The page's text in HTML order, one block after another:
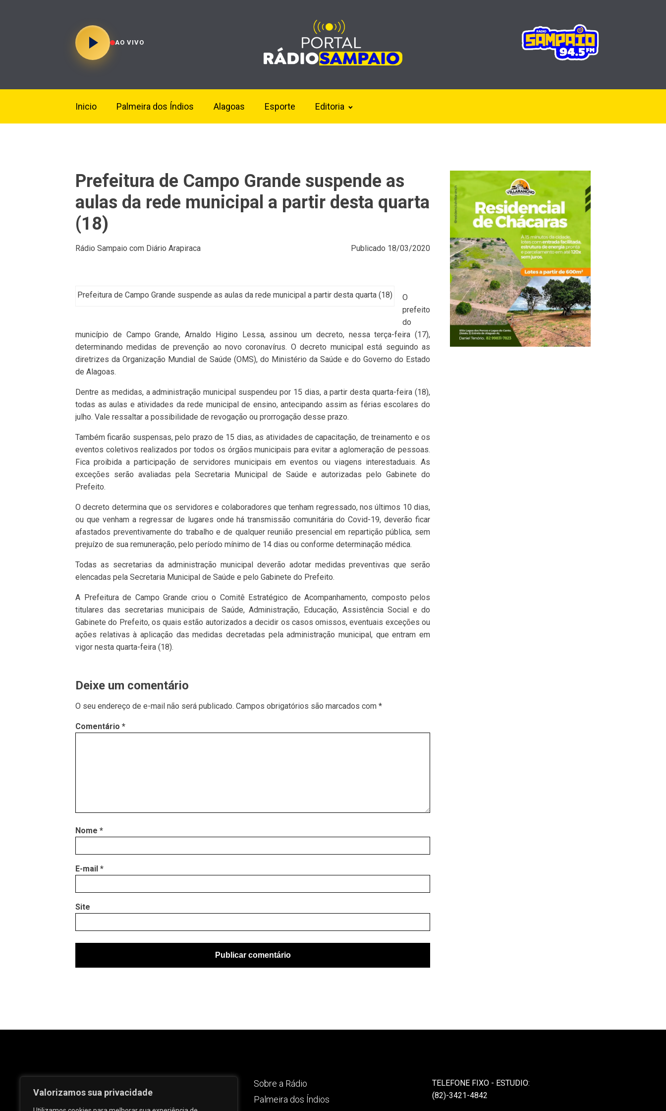
Valorizamos sua privacidade
AO VIVO
Inicio Palmeira dos Índios Alagoas Esporte Editoria
Prefeitura de Campo Grande suspende as
aulas da rede municipal a partir desta quarta
(18)
Rádio Sampaio com Diário Arapiraca Publicado 18/03/2020
Prefeitura de Campo Grande suspende as aulas da rede municipal a partir desta quarta (18)
O
prefeito
do
município de Campo Grande, Arnaldo Higino Lessa, assinou um decreto, nessa terça-feira (17),
determinando medidas de prevenção ao novo coronavírus. O decreto municipal está seguindo as
diretrizes da Organização Mundial de Saúde (OMS), do Ministério da Saúde e do Governo do Estado
de Alagoas.
Dentre as medidas, a administração municipal suspendeu por 15 dias, a partir desta quarta-feira (18),
todas as aulas e atividades da rede municipal de ensino, antecipando assim as férias escolares do
julho. Vale ressaltar a possibilidade de revogação ou prorrogação desse prazo.
Também ficarão suspensas, pelo prazo de 15 dias, as atividades de capacitação, de treinamento e os
eventos coletivos realizados por todos os órgãos municipais para evitar a aglomeração de pessoas.
Fica proibida a participação de servidores municipais em eventos ou viagens interestaduais. As
exceções serão avaliadas pela Secretaria Municipal de Saúde e autorizadas pelo Gabinete do
Prefeito.
O decreto determina que os servidores e colaboradores que tenham regressado, nos últimos 10 dias,
ou que venham a regressar de lugares onde há transmissão comunitária do Covid-19, deverão ficar
afastados preventivamente do trabalho e de qualquer reunião presencial em repartição pública, sem
prejuízo de sua remuneração, pelo período mínimo de 14 dias ou conforme determinação médica.
Todas as secretarias da administração municipal deverão adotar medidas preventivas que serão
elencadas pela Secretaria Municipal de Saúde e pelo Gabinete do Prefeito.
A Prefeitura de Campo Grande criou o Comitê Estratégico de Acompanhamento, composto pelos
titulares das secretarias municipais de Saúde, Administração, Educação, Assistência Social e do
Gabinete do Prefeito, os quais estão autorizados a decidir os casos omissos, eventuais exceções ou
ações relativas à aplicação das medidas decretadas pela administração municipal, que entram em
vigor nesta quarta-feira (18).
Deixe um comentário
O seu endereço de e-mail não será publicado. Campos obrigatórios são marcados com *
Comentário *
Nome *
E-mail *
Site
Sobre a Rádio
Palmeira dos Índios
TELEFONE FIXO - ESTUDIO:
(82)-3421-4842